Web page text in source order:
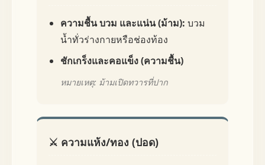
ความชื้น บวม และแน่น (ม้าม): บวม
น้ำทั่วร่างกายหรือช่องท้อง
ชักเกร็งและคอแข็ง (ความชื้น)
หมายเหตุ: ม้ามเปิดทวารที่ปาก
⚔️ ความแห้ง/ทอง (ปอด)